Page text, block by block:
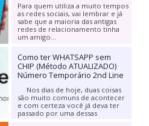
Para quem utiliza a muito tempos
as redes sociais, vai lembrar e já
sabe que a maioria das antigas
redes de relacionamento tinha
um amigo...
Como ter WHATSAPP sem
CHIP (Método ATUALIZADO)
Número Temporário 2nd Line
Nos dias de hoje, duas coisas
são muito comuns de acontecer
e com certeza você já deva ter
passado por uma dessas
informações. A...